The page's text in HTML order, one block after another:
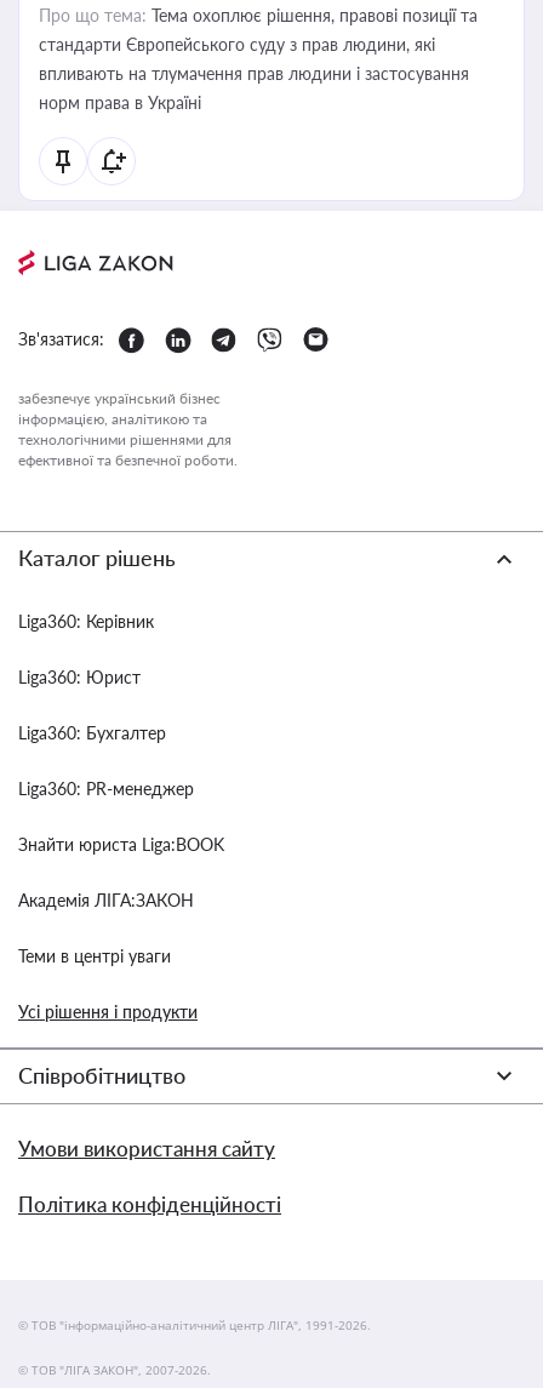
Про що тема: Тема охоплює рішення, правові позиції та
стандарти Європейського суду з прав людини, які
впливають на тлумачення прав людини і застосування
норм права в Україні
Зв'язатися:
забезпечує український бізнес
інформацією, аналітикою та
технологічними рішеннями для
ефективної та безпечної роботи.
Каталог рішень
Liga360: Керівник
Liga360: Юрист
Liga360: Бухгалтер
Liga360: PR-менеджер
Знайти юриста Liga:BOOK
Академія ЛІГА:ЗАКОН
Теми в центрі уваги
Усі рішення і продукти
Співробітництво
Умови використання сайту
Політика конфіденційності
© ТОВ "інформаційно-аналітичний центр ЛІГА", 1991-2026.
© ТОВ "ЛІГА ЗАКОН", 2007-2026.